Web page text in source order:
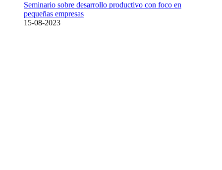
Seminario sobre desarrollo productivo con foco en
pequeñas empresas
15-08-2023